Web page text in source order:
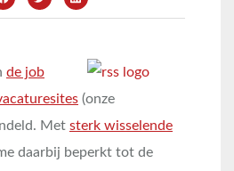
de job
(onze
Met sterk wisselende
daarbij beperkt tot de